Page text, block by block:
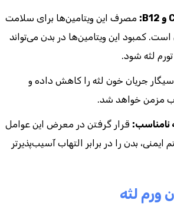
مصرف این ویتامین‌ها برای سلامت
کمبود این ویتامین‌ها در بدن می‌تواند
لثه شود.
سیگار جریان خون لثه را کاهش داده و
مزمن خواهد شد.
نامناسب: قرار گرفتن در معرض این عوامل
بدن را در برابر التهاب آسیب‌پذیرتر
ورم لثه